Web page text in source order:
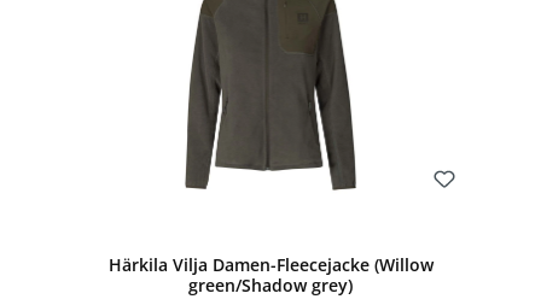
Härkila Vilja Damen-Fleecejacke (Willow
green/Shadow grey)